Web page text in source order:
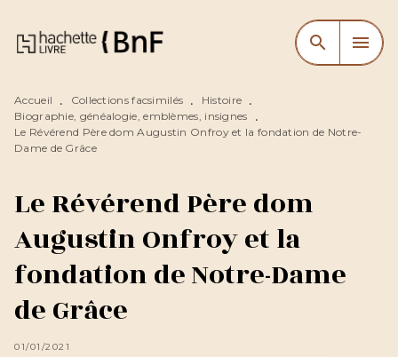
MENU RECHERCHE
CONTENU
search menu
Accueil • Collections facsimilés • Histoire •
Biographie, généalogie, emblèmes, insignes
•
Le Révérend Père dom Augustin Onfroy et la fondation de Notre-
Dame de Grâce
Le Révérend Père dom
Augustin Onfroy et la
fondation de Notre-Dame
de Grâce
01/01/2021